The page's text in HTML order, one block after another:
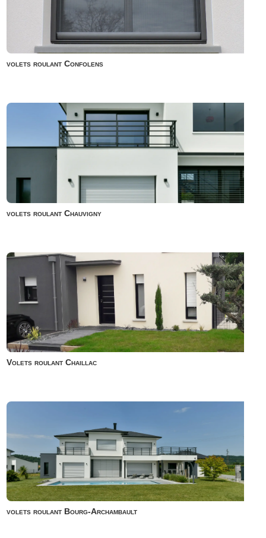
volets roulant Confolens
volets roulant Chauvigny
Volets roulant Chaillac
volets roulant Bourg-Archambault